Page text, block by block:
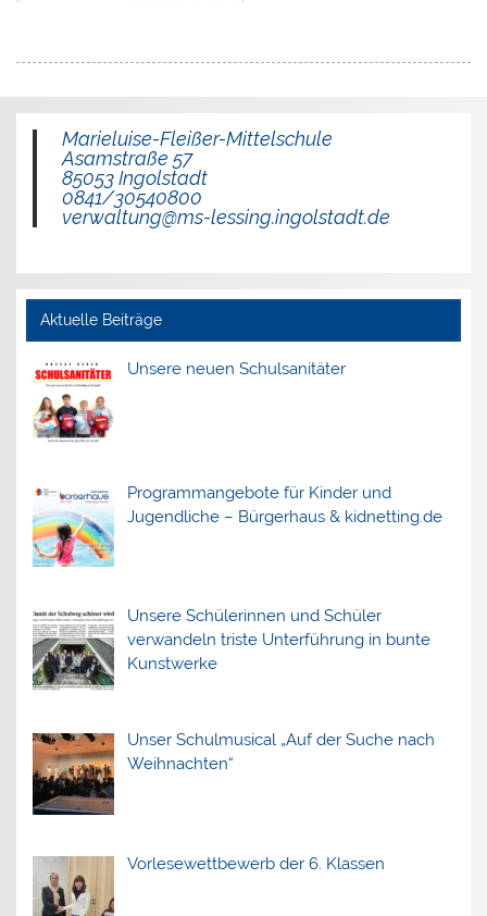
Marieluise-Fleißer-Mittelschule
Asamstraße 57
85053 Ingolstadt
0841/30540800
verwaltung@ms-lessing.ingolstadt.de
Aktuelle Beiträge
Unsere neuen Schulsanitäter
Programmangebote für Kinder und
Jugendliche – Bürgerhaus & kidnetting.de
Unsere Schülerinnen und Schüler
verwandeln triste Unterführung in bunte
Kunstwerke
Unser Schulmusical „Auf der Suche nach
Weihnachten“
Vorlesewettbewerb der 6. Klassen